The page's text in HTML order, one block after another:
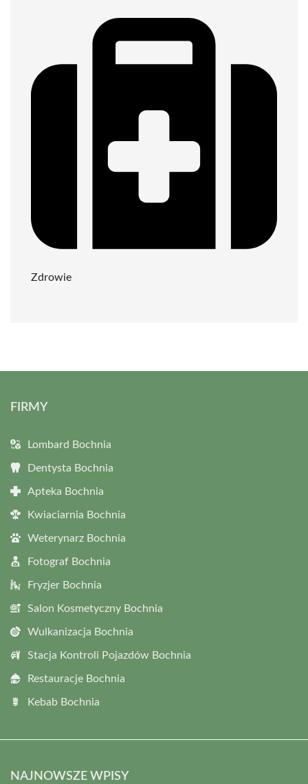
Zdrowie
FIRMY
Lombard Bochnia
Dentysta Bochnia
Apteka Bochnia
Kwiaciarnia Bochnia
Weterynarz Bochnia
Fotograf Bochnia
Fryzjer Bochnia
Salon Kosmetyczny Bochnia
Wulkanizacja Bochnia
Stacja Kontroli Pojazdów Bochnia
Restauracje Bochnia
Kebab Bochnia
NAJNOWSZE WPISY